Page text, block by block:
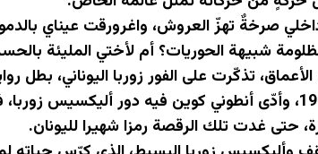
صرخةٌ تهزّ العروش، واغرورقت عيناي
شبيهة الحوريات؟ أم لأختي المليئة
تذكّرت على الفور زوربا اليوناني، بطل
عام 1946، ثم حُوّلت إلى فيلم عام 1964، وأدّى أنطوني كوين
حتى غدت تلك الرقصة رمزا شهيرا لليونان.